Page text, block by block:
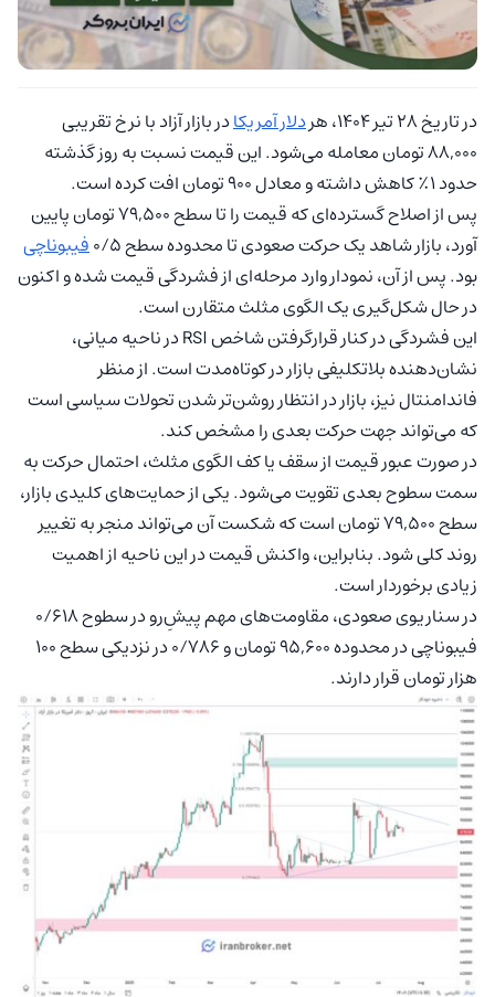
در تاریخ ۲۸ تیر ۱۴۰۴، هر دلار آمریکادر بازار آزاد با نرخ تقریبی
۸۸,۰۰۰ تومان معامله می‌شود. این قیمت نسبت به روز گذشته
حدود ۱٪ کاهش داشته و معادل ۹۰۰ تومان افت کرده است.
پس از اصلاح گسترده‌ای که قیمت را تا سطح ۷۹,۵۰۰ تومان پایین
آورد، بازار شاهد یک حرکت صعودی تا محدوده سطح ۰/۵
فیبوناچی
بود. پس از آن، نمودار وارد مرحله‌ای از فشردگی قیمت شده و اکنون
در حال شکل‌گیری یک الگوی مثلث متقارن است.
این فشردگی در کنار قرارگرفتن شاخص RSI در ناحیه میانی،
نشان‌دهنده بلاتکلیفی بازار در کوتاه‌مدت است. از منظر
فاندامنتال نیز، بازار در انتظار روشن‌تر شدن تحولات سیاسی است
که می‌تواند جهت حرکت بعدی را مشخص کند.
در صورت عبور قیمت از سقف یا کف الگوی مثلث، احتمال حرکت به
سمت سطوح بعدی تقویت می‌شود. یکی از حمایت‌های کلیدی بازار،
سطح ۷۹,۵۰۰ تومان است که شکست آن می‌تواند منجر به تغییر
روند کلی شود. بنابراین، واکنش قیمت در این ناحیه از اهمیت
زیادی برخوردار است.
در سناریوی صعودی، مقاومت‌های مهم پیشِ‌رو در سطوح ۰/۶۱۸
فیبوناچی در محدوده ۹۵,۶۰۰ تومان و ۰/۷۸۶ در نزدیکی سطح ۱۰۰
هزار تومان قرار دارند.